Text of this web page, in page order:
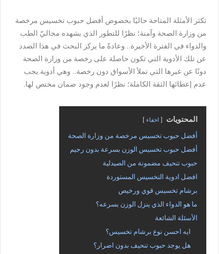
تكثر الأمثلة المتاحة حاليًا بخصوص أفضل حبوب تخسيس مرخصة
من وزارة الصحة وآمنة؛ نظرًا للتطور الذي يشهده مجاليّ الطب
والدواء في الفترة الأخيرة.. وعادةً ما يركز البحث في هذا الصدد
عن تلك الأدوية التي تكون حاصلة على رخصة من وزارة الصحة
دونًا عن غيرها التي تملأ الأسواق دون رخصة.. وهي أدوية يجب
عدم إعطائها الثقة الكاملة؛ نظرًا لعدم وجود ضمان مختص لها.
المحتويات اخفاء
أفضل حبوب تخسيس مرخصة من وزارة الصحة
أفضل حبوب تخسيس الوزن بسرعة بدون رجيم
حبوب تنحيف مضمونة من الصيدلية
افضل ادوية التخسيس المستوردة
برشام تخسيس قوي ورخيص
ما هو الدواء الذي ينزل الوزن بسرعه؟
الأسئلة الشائعة
ايه احسن نوع برشام تخسيس؟
هل يوجد حبوب تنحيف بدون اضرار؟